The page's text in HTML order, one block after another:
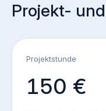
Projekt-
Projektstunde
150 €